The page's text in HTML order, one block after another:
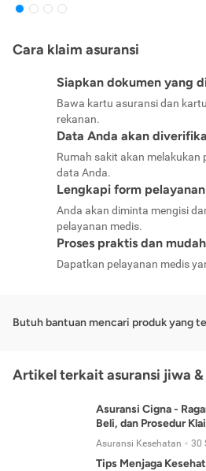
Cara klaim asuransi
Siapkan dokumen yang
Bawa kartu asuransi dan
rekanan.
Data Anda akan
Rumah sakit akan melakukan
data Anda.
Lengkapi form
Anda akan diminta mengisi
pelayanan medis.
Proses praktis dan mudah
Dapatkan pelayanan medis
Butuh bantuan mencari produk yang
Artikel terkait asuransi jiwa &
Asuransi Cigna -
Beli, dan Prosedur
Asuransi Kesehatan 30
Tips Menjaga